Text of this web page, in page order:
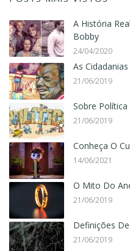
A História
Bobby
24/04/2020
As
21/06/2019
Sobre Política
21/06/2019
Conheça O
14/06/2021
O Mito Do
21/06/2019
Definições
21/06/2019